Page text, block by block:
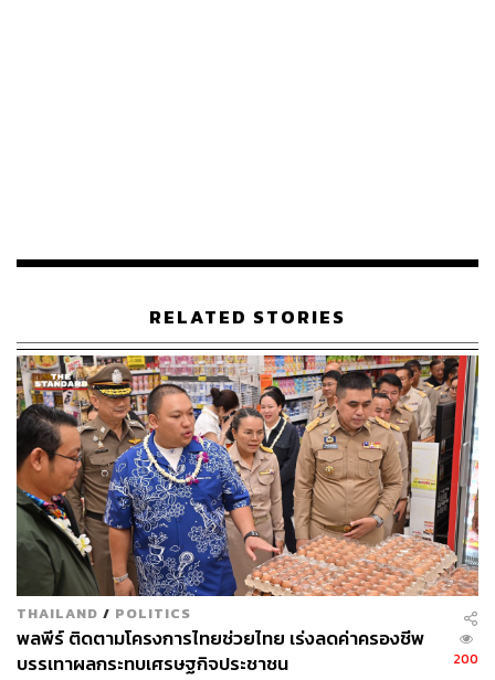
ABOUT THE AUTHOR
THE STANDARD TEAM
กองบรรณาธิการ THE STANDARD
RELATED STORIES
THAILAND / POLITICS
พลพีร์ ติดตามโครงการไทยช่วยไทย เร่งลดค่าครองชีพ
บรรเทาผลกระทบเศรษฐกิจประชาชน
200